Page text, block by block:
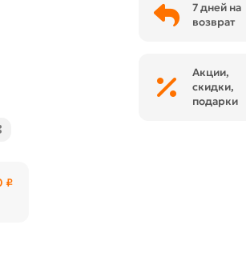
₽
7 дней на
возврат
Акции,
скидки,
подарки